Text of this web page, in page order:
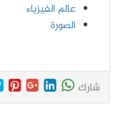
عالم الفيزياء
الصورة
شارك